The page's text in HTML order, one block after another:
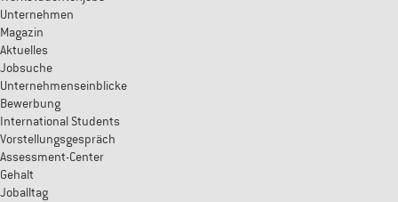
Unternehmen
Magazin
Aktuelles
Jobsuche
Unternehmenseinblicke
Bewerbung
International Students
Vorstellungsgespräch
Assessment-Center
Gehalt
Joballtag